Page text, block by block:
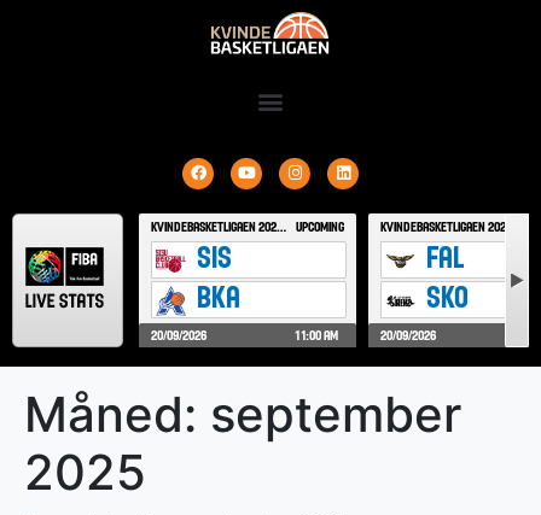
Måned: september
2025